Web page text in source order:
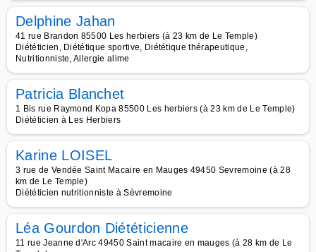
Delphine Jahan
41 rue Brandon 85500 Les herbiers (à 23 km de Le Temple)
Diététicien, Diététique sportive, Diététique thérapeutique,
Nutritionniste, Allergie alime
Patricia Blanchet
1 Bis rue Raymond Kopa 85500 Les herbiers (à 23 km de Le Temple)
Diététicien à Les Herbiers
Karine LOISEL
3 rue de Vendée Saint Macaire en Mauges 49450 Sevremoine (à 28
km de Le Temple)
Diététicien nutritionniste à Sèvremoine
Léa Gourdon Diététicienne
11 rue Jeanne d'Arc 49450 Saint macaire en mauges (à 28 km de Le